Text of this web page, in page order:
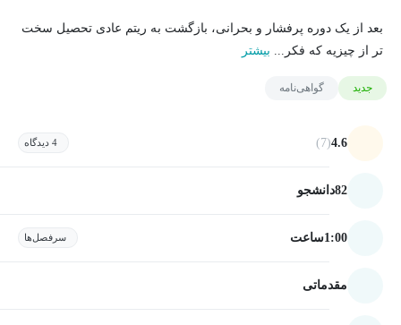
بعد از یک دوره پرفشار و بحرانی، بازگشت به ریتم عادی تحصیل سخت
تر از چیزیه که فکر... بیشتر
جدید گواهی‌نامه
4.6
(7) 4 دیدگاه
82دانشجو
1:00ساعت سرفصل‌ها
مقدماتی